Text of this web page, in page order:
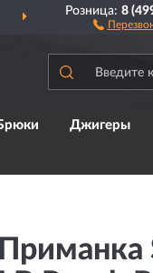
Розница:8
Джигеры
Приманка